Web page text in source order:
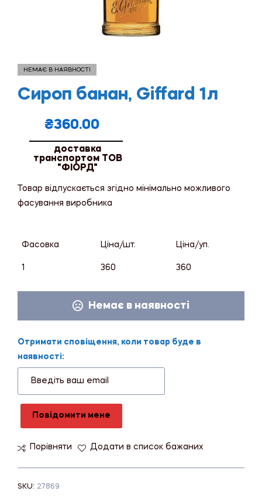
НЕМАЄ В НАЯВНОСТІ
Сироп банан, Giffard 1л
₴360.00
доставка
транспортом ТОВ
"ФІОРД"
Товар відпускається згідно мінімально можливого
фасування виробника
Фасовка Ціна/шт. Ціна/уп.
1 360 360
Немає в наявності
Отримати сповіщення, коли товар буде в
наявності:
Повідомити мене
Порівняти Додати в список бажаних
SKU: 27869